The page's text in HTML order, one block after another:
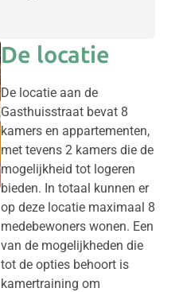
De locatie
De locatie aan de
Gasthuisstraat bevat 8
kamers en appartementen,
met tevens 2 kamers die de
mogelijkheid tot logeren
bieden. In totaal kunnen er
op deze locatie maximaal 8
medebewoners wonen. Een
van de mogelijkheden die
tot de opties behoort is
kamertraining om